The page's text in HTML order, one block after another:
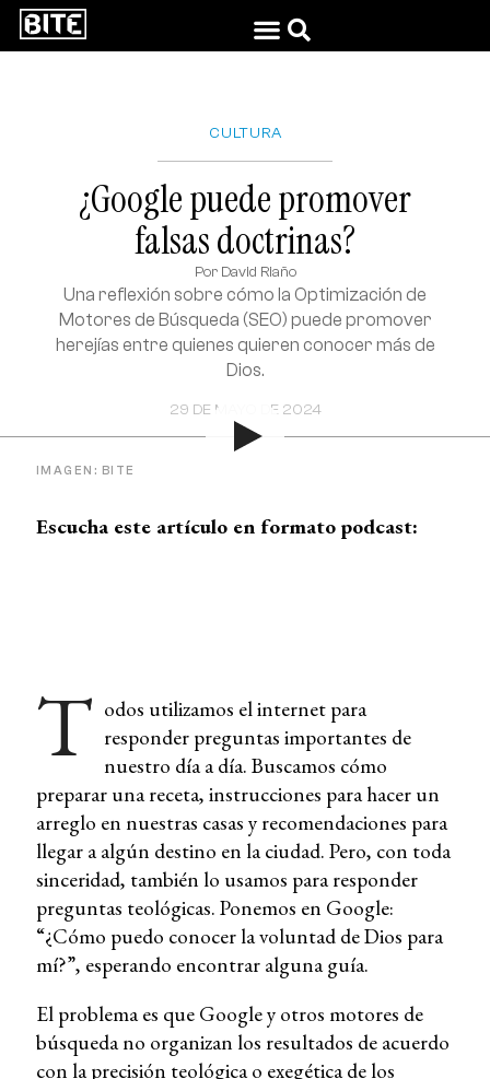
CULTURA
¿Google puede promover
falsas doctrinas?
Por David Riaño
29 DE MAYO DE 2024
Una reflexión sobre cómo la Optimización de
Motores de Búsqueda (SEO) puede promover
herejías entre quienes quieren conocer más de
Dios.
IMAGEN: BITE
Escucha este artículo en formato podcast:
T odos utilizamos el internet para
responder preguntas importantes de
nuestro día a día. Buscamos cómo
preparar una receta, instrucciones para hacer un
arreglo en nuestras casas y recomendaciones para
llegar a algún destino en la ciudad. Pero, con toda
sinceridad, también lo usamos para responder
preguntas teológicas. Ponemos en Google:
“¿Cómo puedo conocer la voluntad de Dios para
mí?”, esperando encontrar alguna guía.
El problema es que Google y otros motores de
búsqueda no organizan los resultados de acuerdo
con la precisión teológica o exegética de los